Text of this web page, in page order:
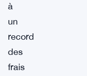
à
un
record
des
frais